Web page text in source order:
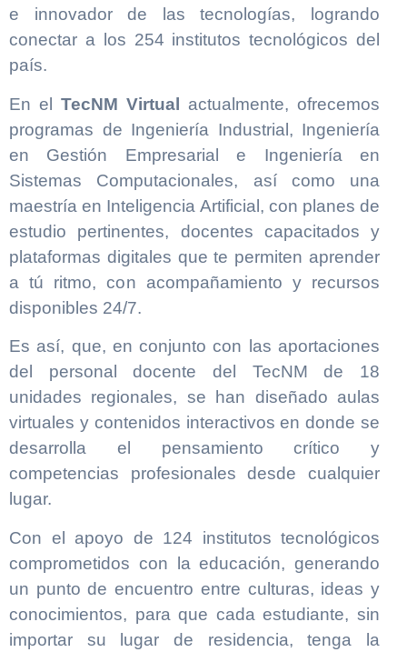
e innovador de las tecnologías, logrando
conectar a los 254 institutos tecnológicos del
país.
En el TecNM Virtual
actualmente, ofrecemos
programas de Ingeniería Industrial, Ingeniería
en Gestión Empresarial e Ingeniería en
Sistemas Computacionales, así como una
maestría en Inteligencia Artificial, con planes de
estudio pertinentes, docentes capacitados y
plataformas digitales que te permiten aprender
a tú ritmo, con acompañamiento y recursos
disponibles 24/7.
Es así, que, en conjunto con las aportaciones
del personal docente del TecNM de 18
unidades regionales, se han diseñado aulas
virtuales y contenidos interactivos en donde se
desarrolla el pensamiento crítico y
competencias profesionales desde cualquier
lugar.
Con el apoyo de 124 institutos tecnológicos
comprometidos con la educación, generando
un punto de encuentro entre culturas, ideas y
conocimientos, para que cada estudiante, sin
importar su lugar de residencia, tenga la